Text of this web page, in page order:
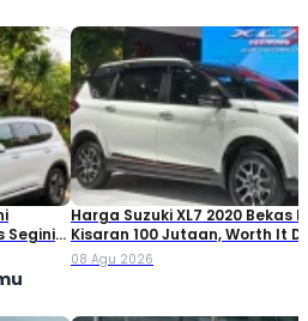
Segini
Harga Suzuki XL7 2020 Bekas
Kisaran 100 Jutaan, Worth It
08 Agu 2026